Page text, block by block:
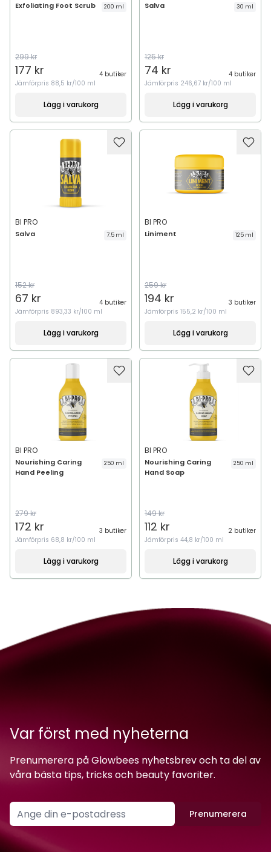
Exfoliating Foot Scrub 200 ml
299 kr
177 kr
4 butiker
Jämförpris 88,5 kr/100 ml
Lägg i varukorg
Salva 30 ml
125 kr
74 kr
4 butiker
Jämförpris 246,67 kr/100 ml
Lägg i varukorg
BI PRO
Salva 7.5 ml
152 kr
67 kr
4 butiker
Jämförpris 893,33 kr/100 ml
Lägg i varukorg
BI PRO
Liniment 125 ml
259 kr
194 kr
3 butiker
Jämförpris 155,2 kr/100 ml
Lägg i varukorg
BI PRO
Nourishing Caring
Hand Peeling
250 ml
279 kr
172 kr
3 butiker
Jämförpris 68,8 kr/100 ml
Lägg i varukorg
BI PRO
Nourishing Caring
Hand Soap
250 ml
149 kr
112 kr
2 butiker
Jämförpris 44,8 kr/100 ml
Lägg i varukorg
Var först med nyheterna
Prenumerera på Glowbees nyhetsbrev och ta del av
våra bästa tips, tricks och beauty favoriter.
Prenumerera